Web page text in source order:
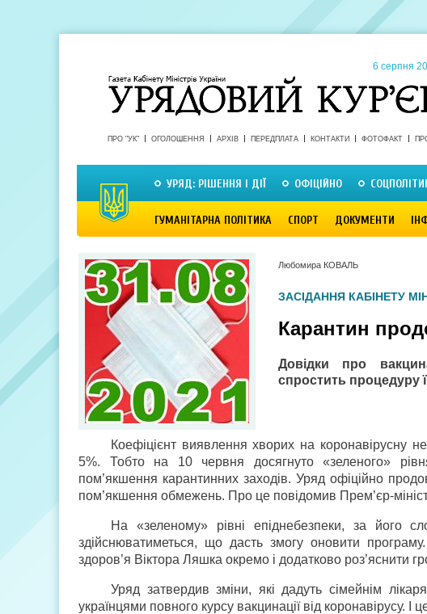
6 серпня
ПРО "УК" ОГОЛОШЕННЯ АРХІВ ПЕРЕДПЛАТА КОНТАКТИ ФОТОФАКТ
УРЯД: РІШЕННЯ І ДІЇ ОФІЦІЙНО
ГУМАНІТАРНА ПОЛІТИКА СПОРТ ДОКУМЕНТИ
Любомира КОВАЛЬ
ЗАСІДАННЯ КАБІНЕТУ
Карантин
Довідки про
спростить процедуру
Коефіцієнт виявлення хворих на коронавірусну
5%. Тобто на 10 червня досягнуто «зеленого»
пом’якшення карантинних заходів. Уряд офіційно
пом’якшення обмежень. Про це повідомив Прем’єр-
На «зеленому» рівні епіднебезпеки, за його
здійснюватиметься, що дасть змогу оновити
здоров’я Віктора Ляшка окремо і додатково роз’яснити
Уряд затвердив зміни, які дадуть сімейнім
українцями повного курсу вакцинації від коронавірусу. І